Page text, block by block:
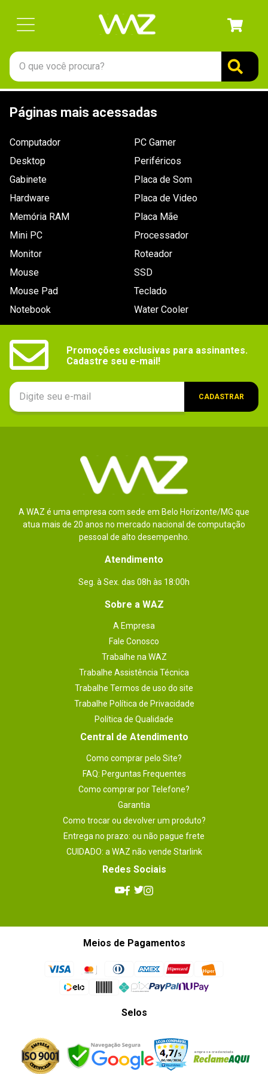
O que você procura?
Páginas mais acessadas
Computador
Desktop
Gabinete
Hardware
Memória RAM
Mini PC
Monitor
Mouse
Mouse Pad
Notebook
PC Gamer
Periféricos
Placa de Som
Placa de Video
Placa Mãe
Processador
Roteador
SSD
Teclado
Water Cooler
Promoções exclusivas para assinantes.
Cadastre seu e-mail!
CADASTRAR
A WAZ é uma empresa com sede em Belo Horizonte/MG que
atua mais de 20 anos no mercado nacional de computação
pessoal de alto desempenho.
Atendimento
Seg. à Sex. das 08h às 18:00h
Sobre a WAZ
A Empresa
Fale Conosco
Trabalhe na WAZ
Trabalhe Assistência Técnica
Trabalhe Termos de uso do site
Trabalhe Política de Privacidade
Política de Qualidade
Central de Atendimento
Como comprar pelo Site?
FAQ: Perguntas Frequentes
Como comprar por Telefone?
Garantia
Como trocar ou devolver um produto?
Entrega no prazo: ou não pague frete
CUIDADO: a WAZ não vende Starlink
Redes Sociais
Meios de Pagamentos
Selos
1º
gabinete
ssd
teclado
openbox
mouse
jonsbo
controle